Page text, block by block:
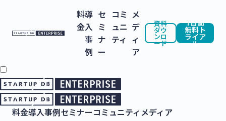
料
金
導
入
事
例
セ
ミ
ナ
ー
コミ
ュニ
ティ
メ
デ
ィ
ア
資料
ダウ
ンロ
ード
7日間
無料ト
ライア
ル
料金導入事例セミナーコミュニティ メディア